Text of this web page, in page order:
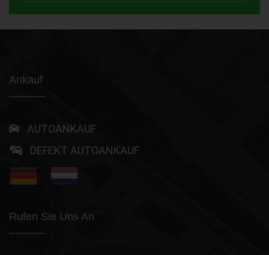
Ankauf
AUTOANKAUF
DEFEKT AUTOANKAUF
Rufen Sie Uns An